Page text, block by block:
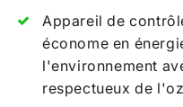
Appareil de
économe en
l'environnement
respectueux de